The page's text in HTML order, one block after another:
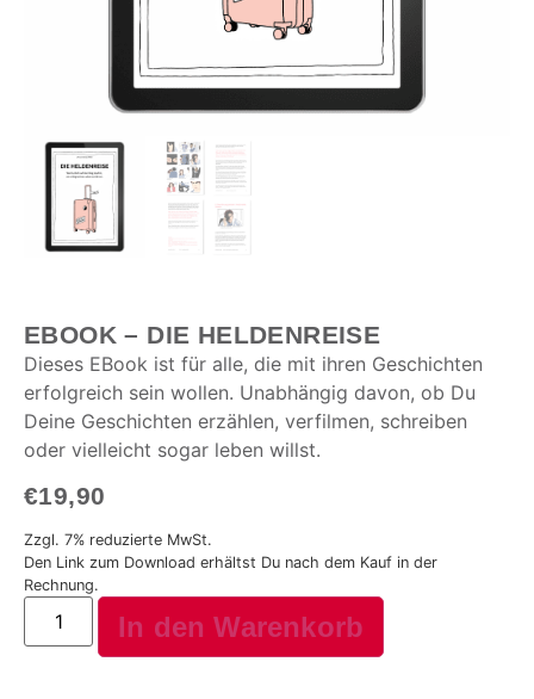
EBOOK – DIE HELDENREISE
Dieses EBook ist für alle, die mit ihren Geschichten
erfolgreich sein wollen. Unabhängig davon, ob Du
Deine Geschichten erzählen, verfilmen, schreiben
oder vielleicht sogar leben willst.
€19,90
Zzgl. 7% reduzierte MwSt.
Den Link zum Download erhältst Du nach dem Kauf in der
Rechnung.
In den Warenkorb